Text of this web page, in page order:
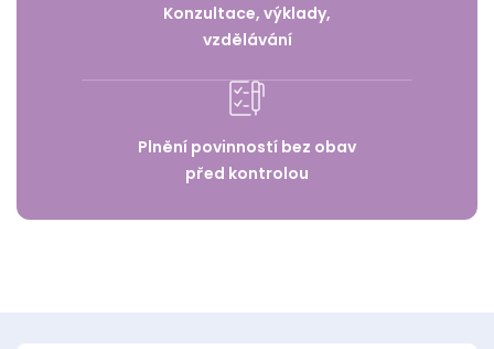
Konzultace, výklady,
vzdělávání
Plnění povinností bez obav
před kontrolou